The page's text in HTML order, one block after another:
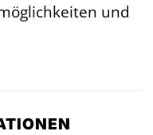
und